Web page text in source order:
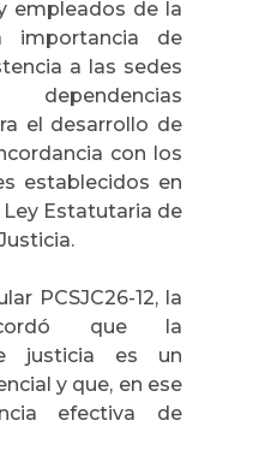
empleados de la
importancia de
a las sedes
el desarrollo de
con los
establecidos en
Estatutaria de
PCSJC26-12, la
que la
justicia es un
y que, en ese
efectiva de